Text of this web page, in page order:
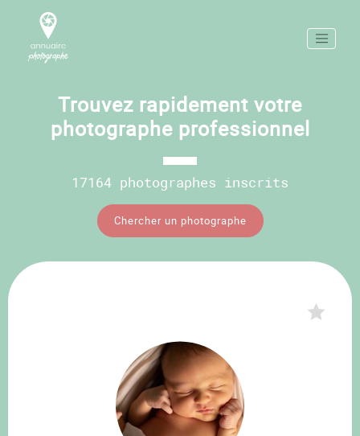
Trouvez rapidement votre
photographe professionnel
17164 photographes inscrits
Chercher un photographe